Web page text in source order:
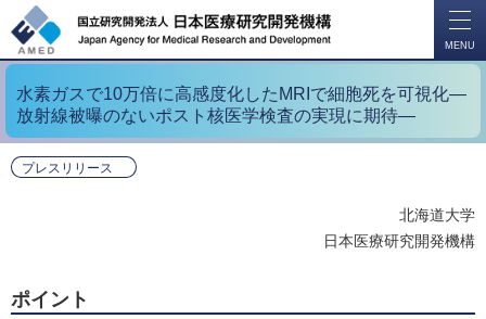
MENU
水素ガスで10万倍に高感度化したMRIで細胞死を可視化―
放射線被曝のないポスト核医学検査の実現に期待―
プレスリリース
北海道大学
日本医療研究開発機構
ポイント